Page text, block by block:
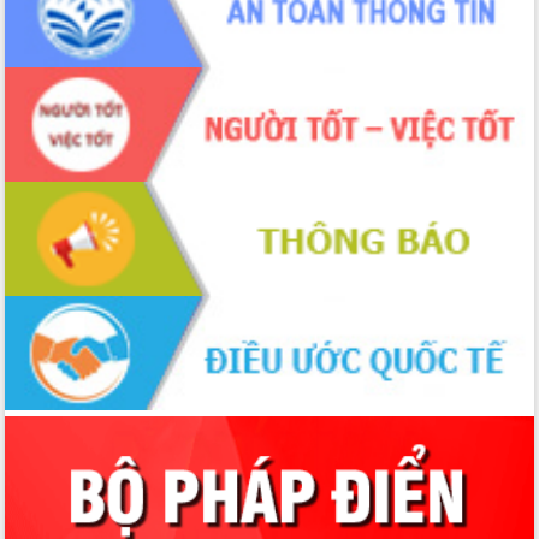
Chương trình “Gặp gỡ hữu nghị –
Friendship Meeting New Year 2026”
Bầu cử Quốc hội và HĐND: Cử tri Đắk
Lắk gửi gắm niềm tin, kỳ vọng vào lá
phiếu
Đắk Lắk sẵn sàng các điều kiện cho
Ngày hội bầu cử đại biểu Quốc hội
khóa XVI và HĐND các cấp nhiệm kỳ
2026-2031
Đảm bảo cuộc bầu cử đại biểu Quốc
hội và đại biểu HĐND các cấp diễn ra
an toàn, hiệu quả, đúng quy định
Thủ tướng Chính phủ Phạm Minh Chính
kiểm tra, chỉ đạo hoàn thành các dự
án cao tốc và thăm khu tái định cư tại
Đắk Lắk
Sôi nổi Hội đua ngựa truyền thống Gò
Thì Thùng mừng Xuân Bính Ngọ 2026
Lãnh đạo tỉnh dâng hương tưởng niệm
tại Đập Đồng Cam đầu Xuân Bính Ngọ
Ngành nông nghiệp phấn đấu tăng